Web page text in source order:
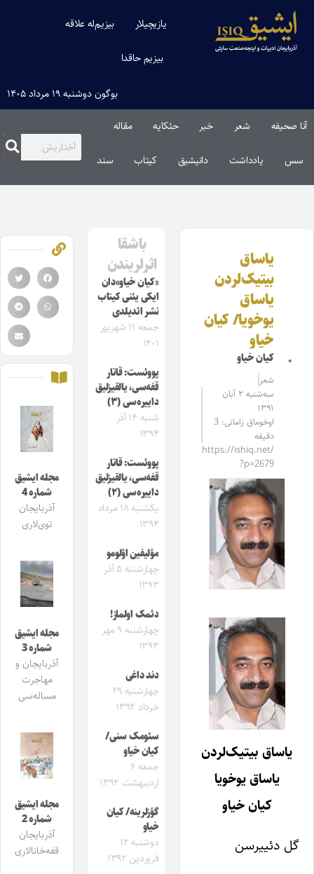
یازیچیلار بیزیم‌له علاقه
بیزیم حاقدا
بوگون دوشنبه ۱۹ مرداد ۱۴۰۵
آنا صحیفه شعر خبر حئکایه مقاله‌
سس یادداشت دانیشیق کیتاب سند
یاساق
بیتیک‌لردن
یاساق
یوخویا/ کیان
خیاو
کیان خیاو
شعر
سه‌شنبه ۲ آبان
۱۳۹۱
اوخوماق زامانی: 3
دقیقه
https://ishiq.net/
?p=2679
یاساق بیتیک‌لردن
یاساق یوخویا
کیان خیاو
گل دئییرسن
باشقا
اثرلریندن
«کیان خیاو»دان
ایکی یئنی کیتاب
نشر ائدیلدی
جمعه ۱۱ شهریور
۱۴۰۱
پووئست: قاتار
قفه‌سی، یالقیزلیق
داییره‌سی (۳)
شنبه ۱۴ آذر
۱۳۹۴
پووئست: قاتار
قفه‌سی، یالقیزلیق
داییره‌سی (۲)
یکشنبه ۱۸ مرداد
۱۳۹۴
مؤلیفین اؤلومو
چهارشنبه ۵ آذر
۱۳۹۳
دئمک اولماز!
چهارشنبه ۹ مهر
۱۳۹۳
دند داغی
چهارشنبه ۲۹
خرداد ۱۳۹۲
سئومک سنی/
کیان خیاو
جمعه ۶
اردیبهشت ۱۳۹۲
گؤزلرینه/ کیان
خیاو
دوشنبه ۱۲
فروردین ۱۳۹۲
مجله ایشیق
شماره 4
آذربایجان
توی‌لاری
مجله ایشیق
شماره 3
آذربایجان و
مهاجرت
مساله‌سی
مجله ایشیق
شماره 2
آذربایجان
قفه‌خانالاری